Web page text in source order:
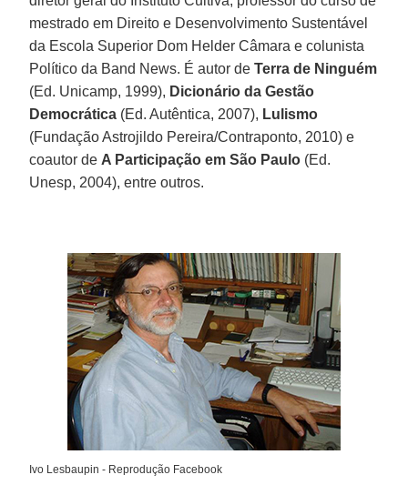
mestrado em Direito e Desenvolvimento Sustentável
da Escola Superior Dom Helder Câmara e colunista
Político da Band News. É autor deTerra de Ninguém
(Ed. Unicamp, 1999), Dicionário da Gestão
Democrática (Ed. Autêntica, 2007), Lulismo
(Fundação Astrojildo Pereira/Contraponto, 2010) e
coautor de A Participação em São Paulo (Ed.
Unesp, 2004), entre outros.
Ivo Lesbaupin - Reprodução Facebook